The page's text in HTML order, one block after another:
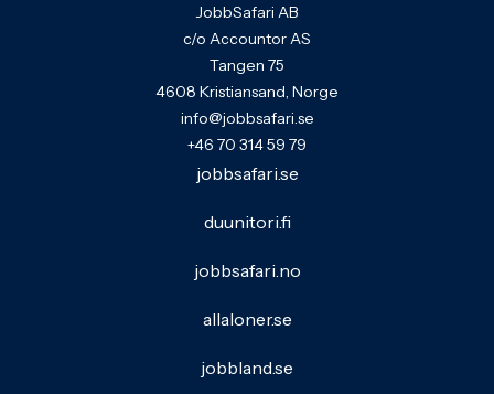
JobbSafari AB
c/o Accountor AS
Tangen 75
4608 Kristiansand, Norge
info@jobbsafari.se
+46 70 314 59 79
jobbsafari.se
duunitori.fi
jobbsafari.no
allaloner.se
jobbland.se